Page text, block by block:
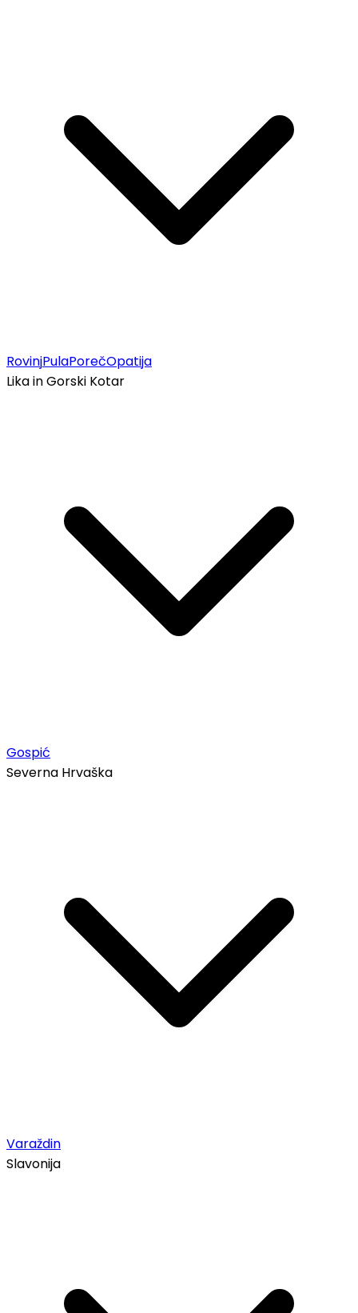
RovinjPulaPorečOpatija
Lika in Gorski Kotar
Gospić
Severna Hrvaška
Varaždin
Slavonija